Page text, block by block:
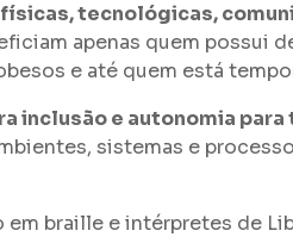
tecnológicas,
apenas quem possui
e até quem está
inclusão e autonomia para
sistemas e
em braille e intérpretes de